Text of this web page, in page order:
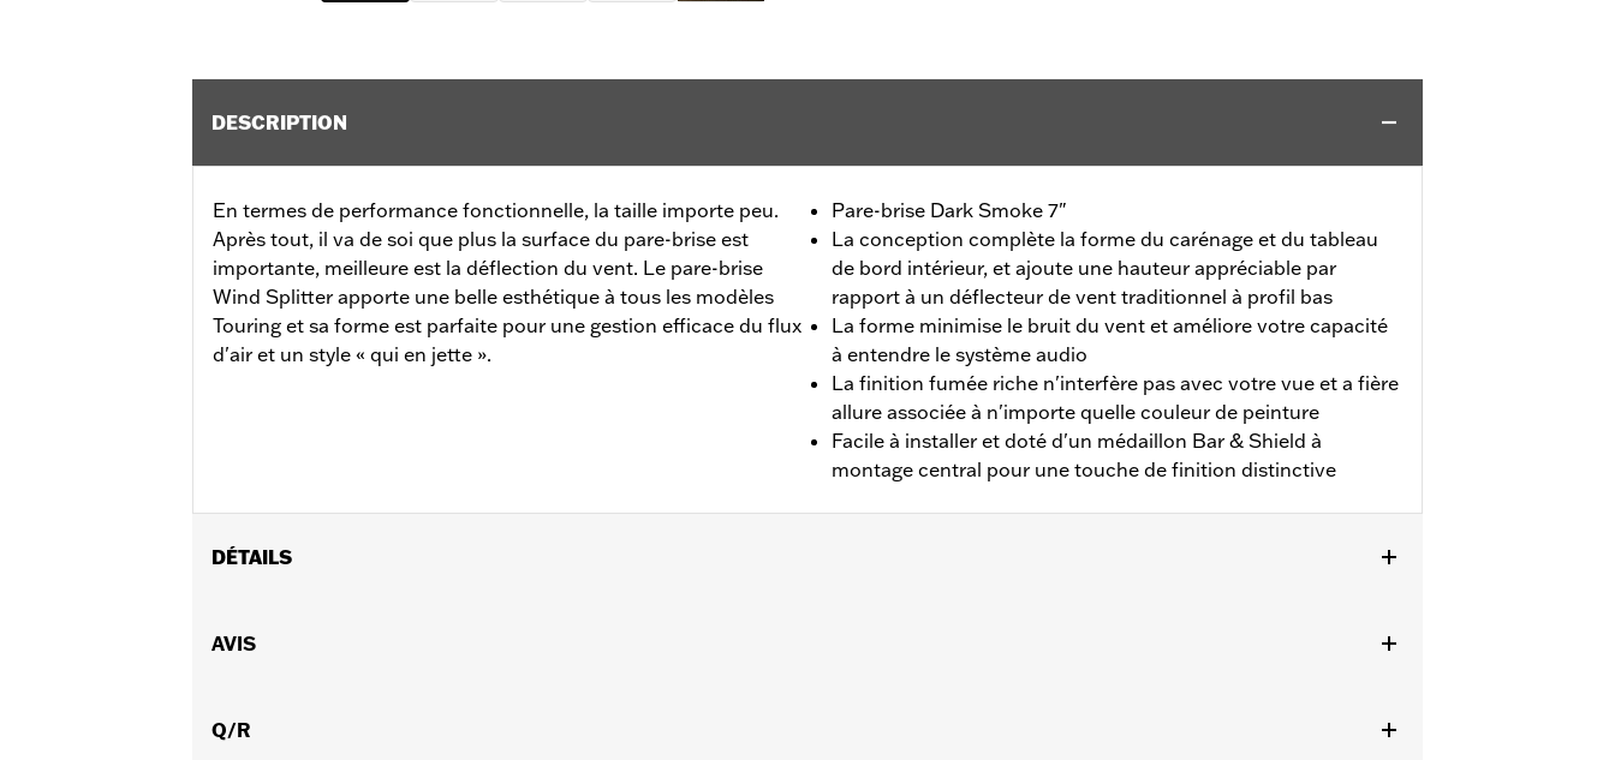
DESCRIPTION
En termes de performance fonctionnelle, la taille importe peu.
Après tout, il va de soi que plus la surface du pare-brise est
importante, meilleure est la déflection du vent. Le pare-brise
Wind Splitter apporte une belle esthétique à tous les modèles
Touring et sa forme est parfaite pour une gestion efficace du flux
d'air et un style « qui en jette ».
Pare-brise Dark Smoke 7"
La conception complète la forme du carénage et du tableau
de bord intérieur, et ajoute une hauteur appréciable par
rapport à un déflecteur de vent traditionnel à profil bas
La forme minimise le bruit du vent et améliore votre capacité
à entendre le système audio
La finition fumée riche n'interfère pas avec votre vue et a fière
allure associée à n'importe quelle couleur de peinture
Facile à installer et doté d'un médaillon Bar & Shield à
montage central pour une touche de finition distinctive
DÉTAILS
à 2024 et FLHX de 2024). Ne convient pas aux modèles équipés de mini-sacoches ou pochettes de pare-brise.
Matière:
AVIS
Q/R